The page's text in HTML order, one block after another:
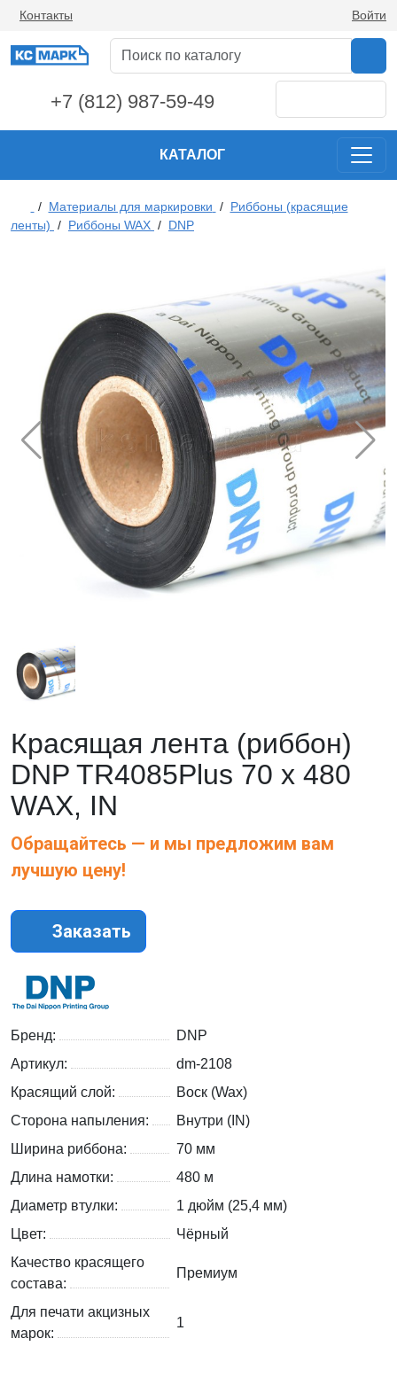
Контакты Войти
+7 (812) 987-59-49
КАТАЛОГ
/ Материалы для маркировки / Риббоны (красящие
ленты) / Риббоны WAX / DNP
Красящая лента (риббон)
DNP TR4085Plus 70 x 480
WAX, IN
Обращайтесь — и мы предложим вам
лучшую цену!
Заказать
Бренд:
DNP
Артикул:
dm-2108
Красящий слой:
Воск (Wax)
Сторона напыления:
Внутри (IN)
Ширина риббона:
70 мм
Длина намотки:
480 м
Диаметр втулки:
1 дюйм (25,4 мм)
Цвет:
Чёрный
Качество красящего
состава:
Премиум
Для печати акцизных
марок:
1